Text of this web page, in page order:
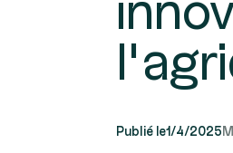
Publié le1/4/2025